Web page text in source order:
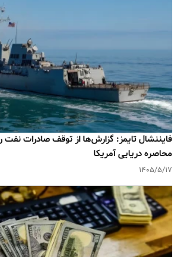
فایننشال تایمز: گزارش‌ها از توقف صادرات نفت
محاصره دریایی آمریکا
۱۴۰۵/۵/۱۷